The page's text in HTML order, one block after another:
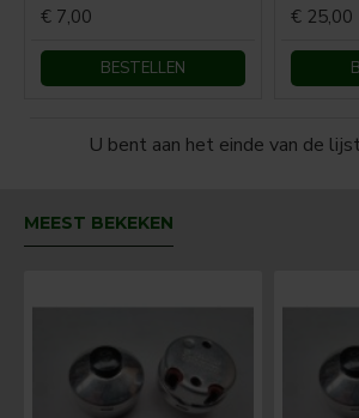
€ 7,00
BESTELLEN
€ 25,00
U bent aan het einde van de
MEEST BEKEKEN